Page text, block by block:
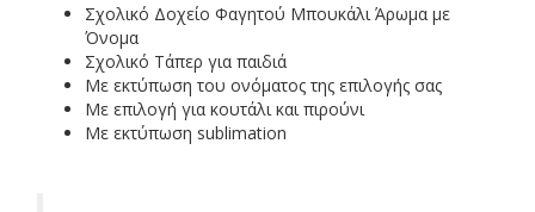
Σχολικό Δοχείο Φαγητού Μπουκάλι Άρωμα με
Όνομα
Σχολικό Τάπερ για παιδιά
Με εκτύπωση του ονόματος της επιλογής σας
Με επιλογή για κουτάλι και πιρούνι
Με εκτύπωση sublimation